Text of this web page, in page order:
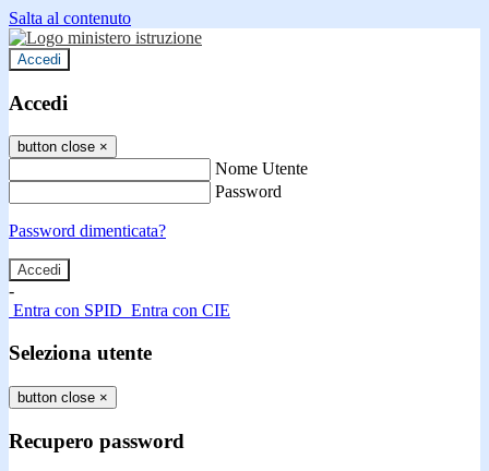
Salta al contenuto
Accedi
Accedi
button close ×
Nome Utente
Password
Password dimenticata?
-
Entra con SPID Entra con CIE
Seleziona utente
button close ×
Recupero password